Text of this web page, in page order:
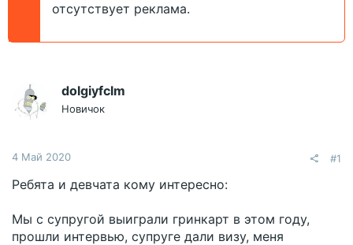
отсутствует реклама.
dolgiyfclm
Новичок
4 Май 2020 #1
Ребята и девчата кому интересно:
Мы с супругой выиграли гринкарт в этом году,
прошли интервью, супруге дали визу, меня